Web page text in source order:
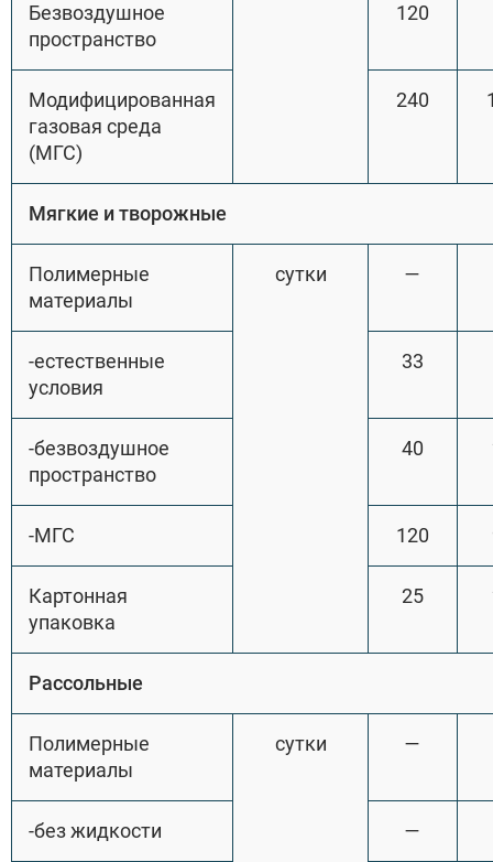
Безвоздушное
пространство
120
Модифицированная
газовая среда
(МГС)
240
Мягкие и творожные
Полимерные
материалы
сутки —
-естественные
условия
33
-безвоздушное
пространство
40
-МГС 120
Картонная
упаковка
25
Рассольные
Полимерные
материалы
сутки —
-без жидкости —